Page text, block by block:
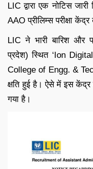
LIC द्वारा एक नोटिस
AAO प्रीलिम्स परीक्षा
LIC ने भारी बारिश
प्रदेश) स्थित ‘Ion
College of Engg. &
क्षति हुई है। ऐसे में इस केंद्र
गया है।